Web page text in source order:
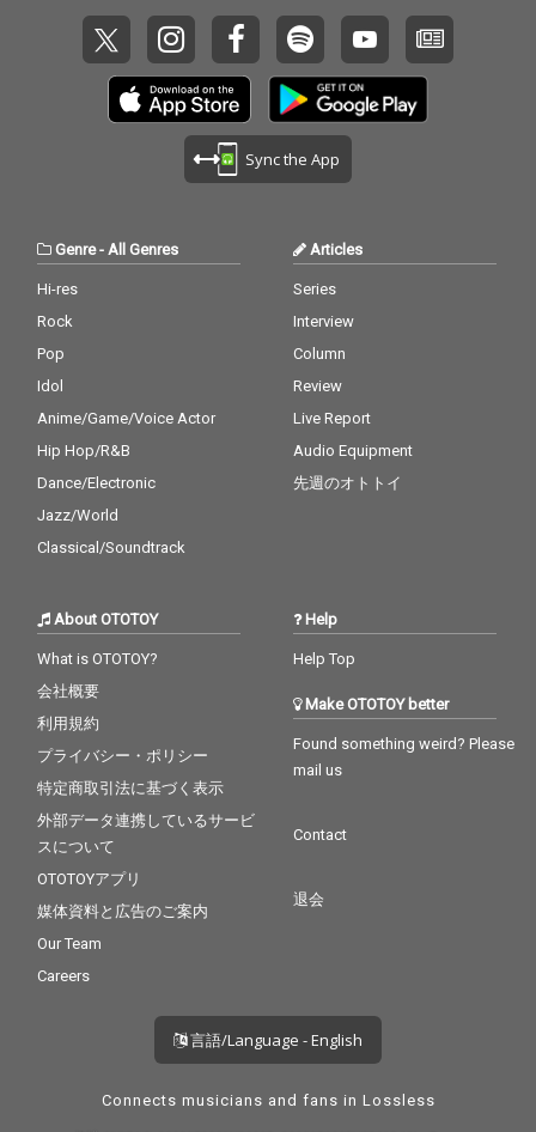
もリマスタリングを手
掛けたHeba Kadryを
起用した。
もリマスタリングを手
掛けたHeba Kadryを
起用した。
きっかけに現在はパリ
に拠点を置きながら世
界中のオーケストラの
公演や作品の音楽監督
としても活動する中島
ノブユキによるジブ
リ・ソングは、2011年
ならの夏」のカヴァ
ー。 坂田晃一作曲によ
る原曲の切ないメロデ
ーケストラ・アレンジ
を落とし、シンプルな
がらも一音一音に意味
のタッチは、緊迫感の
中に不思議な優しさが
こす素晴らしさ。聴く
るかのような孤高かつ
メランコリックな音世
による気品に満ちた最
高のプレゼント。じん
天上の音楽となってい
ます。
きっかけに現在はパリ
に拠点を置きながら世
界中のオーケストラの
公演や作品の音楽監督
としても活動する中島
ノブユキによるジブ
の宮崎吾朗監督作品
ならの夏」のカヴァ
ー。 坂田晃一作曲によ
る原曲の切ないメロデ
ーケストラ・アレンジ
を、今作では敢えてピ
アノ・ソロで奏で、オ
を落とし、シンプルな
がらも一音一音に意味
のタッチは、緊迫感の
るかのような孤高かつ
メランコリックな音世
界は、珠玉の鍵盤奏者
による気品に満ちた最
高のプレゼント。じん
わりと心にしみてくる
天上の音楽となってい
Sync the App
Genre- All Genres
Hi-res
Rock
Pop
Idol
Anime/Game/Voice Actor
Hip Hop/R&B
Dance/Electronic
Jazz/World
Classical/Soundtrack
Articles
Series
Interview
Column
Review
Live Report
Audio Equipment
先週のオトトイ
About OTOTOY
What is OTOTOY?
会社概要
利用規約
プライバシー・ポリシー
特定商取引法に基づく表示
外部データ連携しているサービ
スについて
OTOTOYアプリ
媒体資料と広告のご案内
Our Team
Careers
Help
Help Top
Make OTOTOY better
Found something weird? Please
mail us
Contact
退会
言語/Language - English
Connects musicians and fans in Lossless